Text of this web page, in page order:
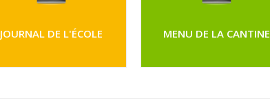
JOURNAL DE L'ÉCOLE MENU DE LA CANTINE